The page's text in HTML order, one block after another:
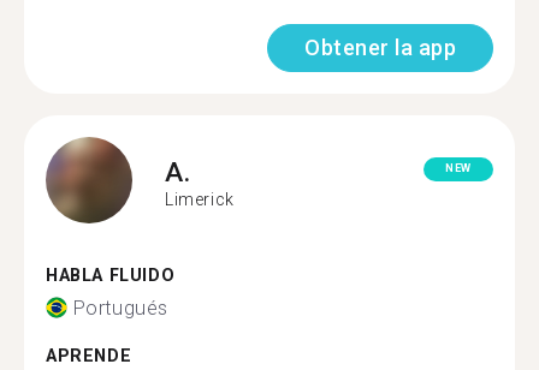
Obtener la app
A.
Limerick
NEW
HABLA FLUIDO
Portugués
APRENDE